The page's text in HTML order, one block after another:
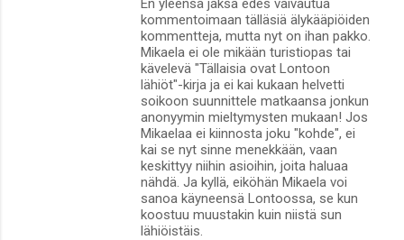
En yleensä jaksa edes vaivautua
kommentoimaan tälläsiä älykääpiöiden
kommentteja, mutta nyt on ihan pakko.
Mikaela ei ole mikään turistiopas tai
kävelevä "Tällaisia ovat Lontoon
lähiöt"-kirja ja ei kai kukaan helvetti
soikoon suunnittele matkaansa jonkun
anonyymin mieltymysten mukaan! Jos
Mikaelaa ei kiinnosta joku "kohde", ei
kai se nyt sinne menekkään, vaan
keskittyy niihin asioihin, joita haluaa
nähdä. Ja kyllä, eiköhän Mikaela voi
sanoa käyneensä Lontoossa, se kun
koostuu muustakin kuin niistä sun
lähiöistäis.